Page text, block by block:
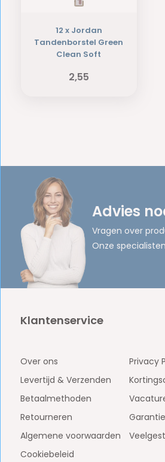
12 x Jordan
Tandenborstel Green
Clean Soft
2,55
Advies
Vragen over
Onze
Klantenservice
Over ons
Levertijd & Verzenden
Betaalmethoden
Retourneren
Algemene voorwaarden
Cookiebeleid
Privacy
Garantie